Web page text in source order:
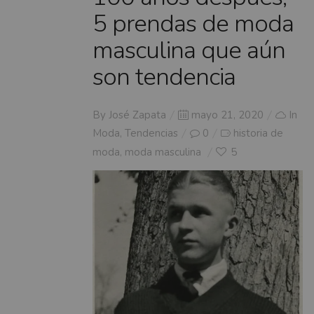
5 prendas de moda
masculina que aún
son tendencia
By José Zapata
Posted
on
mayo 21, 2020
In
Moda, Tendencias 0
historia de
moda, moda masculina 5